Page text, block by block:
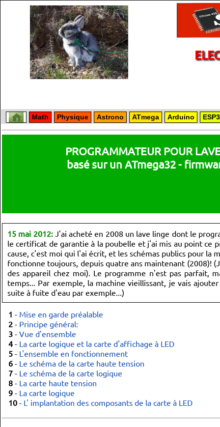
Math Physique Astrono ATmega Arduino
PROGRAMMATEUR POUR
basé sur un ATmega32 -
15 mai 2012:J'ai acheté en 2008 un lave linge dont le
le certificat de garantie à la poubelle et j'ai mis au point ce
cause, c'est moi qui l'ai écrit, et les schémas publics pour la
fonctionne toujours, depuis quatre ans maintenant (2008)!
des appareil chez moi). Le programme n'est pas parfait,
temps... Par exemple, la machine vieillissant, je vais
suite à fuite d'eau par exemple...)
1 - Mise en garde préalable
2 - Principe général:
3 - Vue d'ensemble
4 - La carte logique et la carte d'affichage à LED
5 - L'ensemble en fonctionnement
6 - Le schéma de la carte haute tension
7 - Le schéma de la carte logique
8 - La carte haute tension
9 - La carte logique
10 - L' implantation des composants de la carte à LED